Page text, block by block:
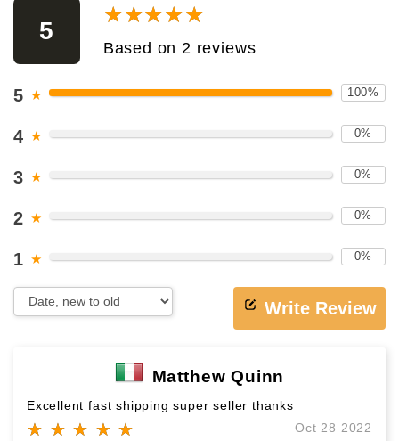
5
★★★★★
★★★★★
Based on 2 reviews
5 ★ 100%
4 ★ 0%
3 ★ 0%
2 ★ 0%
1 ★ 0%
Write Review
Matthew Quinn
Excellent fast shipping super seller thanks
★ ★ ★ ★ ★
★ ★ ★ ★ ★ Oct 28 2022